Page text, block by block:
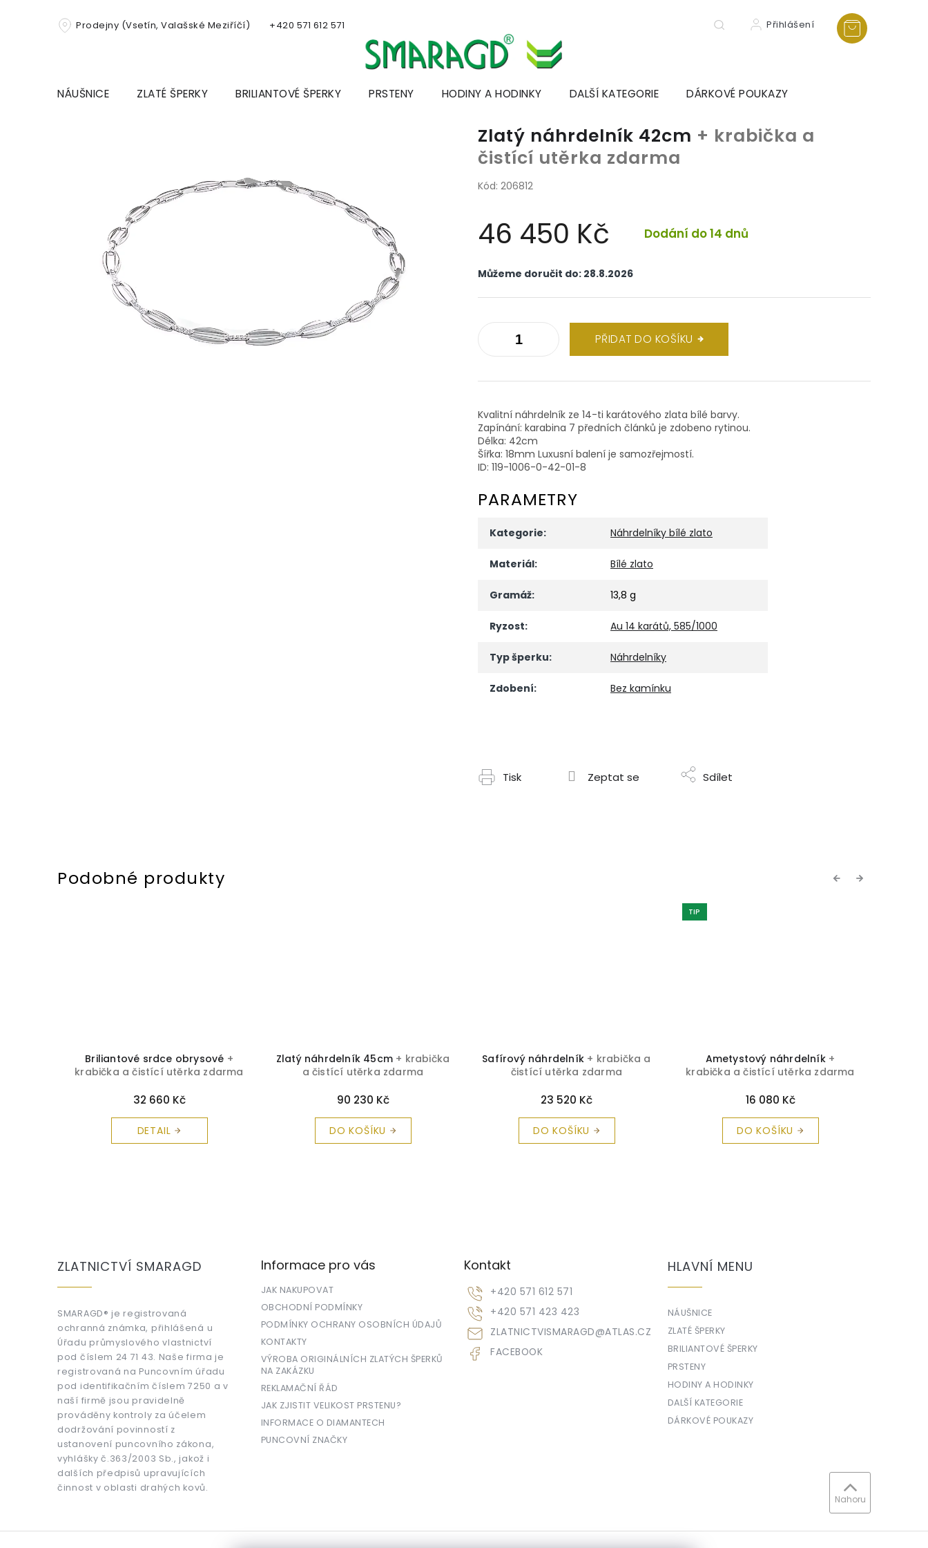
Prodejny (Vsetín, Valašské Meziříčí) +420 571 612 571 Přihlášení
NÁUŠNICE ZLATÉ ŠPERKY BRILIANTOVÉ ŠPERKY PRSTENY HODINY A HODINKY DALŠÍ KATEGORIE DÁRKOVÉ POUKAZY
Zlatý náhrdelník 42cm + krabička a
čistící utěrka zdarma
Kód: 206812
46 450 Kč Dodání do 14 dnů
cena:
Můžeme doručit do: 28.8.2026
PŘIDAT DO KOŠÍKU
Kvalitní náhrdelník ze 14-ti karátového zlata bílé barvy.
Zapínání: karabina 7 předních článků je zdobeno rytinou.
Délka: 42cm
Šířka: 18mm Luxusní balení je samozřejmostí.
ID: 119-1006-0-42-01-8
PARAMETRY
Kategorie: Náhrdelníky bílé zlato
Materiál: Bílé zlato
Gramáž: 13,8 g
Ryzost: Au 14 karátů, 585/1000
Typ šperku: Náhrdelníky
Zdobení: Bez kamínku
Tisk Zeptat se Sdílet
Previous
Briliantové srdce obrysové +
krabička a čistící utěrka zdarma
32 660 Kč
DETAIL
Zlatý náhrdelník 45cm + krabička
a čistící utěrka zdarma
90 230 Kč
DO KOŠÍKU
Safírový náhrdelník + krabička a
čistící utěrka zdarma
23 520 Kč
DO KOŠÍKU
TIP
Ametystový náhrdelník +
krabička a čistící utěrka zdarma
16 080 Kč
DO KOŠÍKU
Next
ZLATNICTVÍ SMARAGD
SMARAGD® je registrovaná
ochranná známka, přihlášená u
Úřadu průmyslového vlastnictví
pod číslem 24 71 43. Naše firma je
registrovaná na Puncovním úřadu
pod identifikačním číslem 7250 a v
naší firmě jsou pravidelně
prováděny kontroly za účelem
dodržování povinností z
ustanovení puncovního zákona,
vyhlášky č.363/2003 Sb., jakož i
dalších předpisů upravujících
činnost v oblasti drahých kovů.
Informace pro vás
JAK NAKUPOVAT
OBCHODNÍ PODMÍNKY
PODMÍNKY OCHRANY OSOBNÍCH ÚDAJŮ
KONTAKTY
VÝROBA ORIGINÁLNÍCH ZLATÝCH ŠPERKŮ
NA ZAKÁZKU
REKLAMAČNÍ ŘÁD
JAK ZJISTIT VELIKOST PRSTENU?
INFORMACE O DIAMANTECH
PUNCOVNÍ ZNAČKY
Kontakt
ZLATNICTVISMARAGD@ATLAS.CZ
+420 571 612 571
+420 571 423 423
FACEBOOK
HLAVNÍ MENU
NÁUŠNICE
ZLATÉ ŠPERKY
BRILIANTOVÉ ŠPERKY
PRSTENY
HODINY A HODINKY
DALŠÍ KATEGORIE
DÁRKOVÉ POUKAZY
Nahoru